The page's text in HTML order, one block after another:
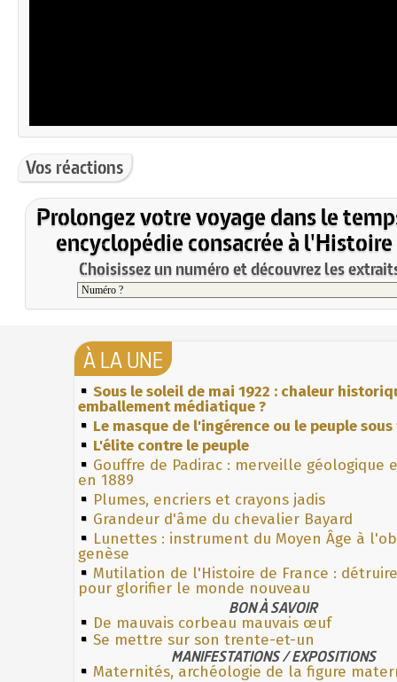
Vos réactions
Prolongez votre voyage dans le
encyclopédie consacrée à l'Histoire
Choisissez un numéro et découvrez les
À LA UNE
Sous le soleil de mai 1922 : chaleur
emballement médiatique ?
Le masque de l'ingérence ou le peuple
L'élite contre le peuple
Gouffre de Padirac : merveille géologique
en 1889
Plumes, encriers et crayons jadis
Grandeur d'âme du chevalier Bayard
Lunettes : instrument du Moyen Âge à
genèse
Mutilation de l'Histoire de France :
pour glorifier le monde nouveau
BON À SAVOIR
De mauvais corbeau mauvais œuf
Se mettre sur son trente-et-un
MANIFESTATIONS / EXPOSITIONS
Maternités, archéologie de la figure